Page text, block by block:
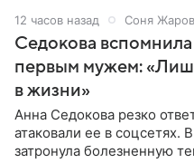
12 часов назад Соня
Седокова вспомнила
первым мужем:
в жизни»
Анна Седокова резко
атаковали ее в соцсетях.
затронула болезненную